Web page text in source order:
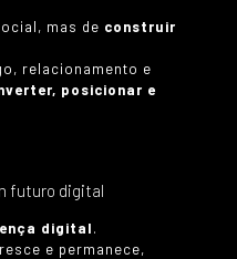
mas de construir
relacionamento e
posicionar e
futuro digital
digital.
e permanece,